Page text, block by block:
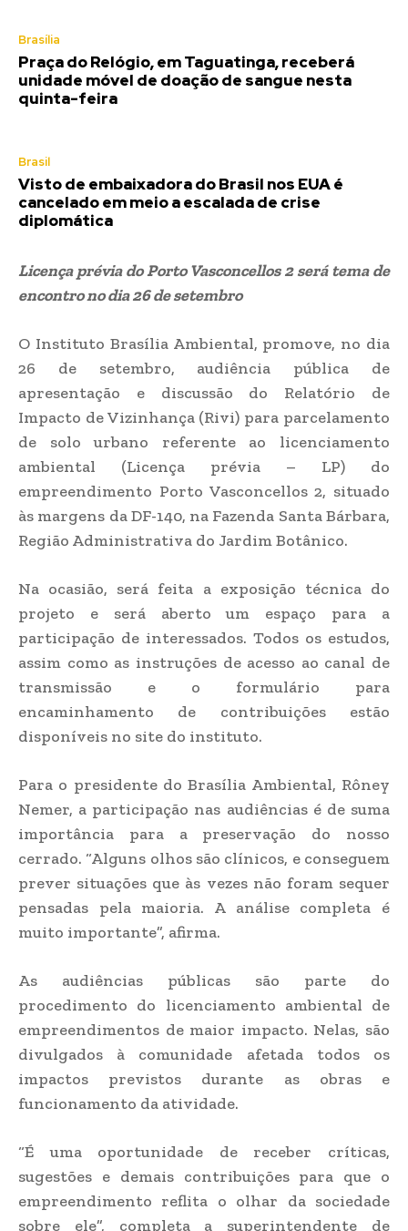
Brasília
Praça do Relógio, em Taguatinga, receberá
unidade móvel de doação de sangue nesta
quinta-feira
Brasil
Visto de embaixadora do Brasil nos EUA é
cancelado em meio a escalada de crise
diplomática
Licença prévia do Porto Vasconcellos 2 será tema de
encontro no dia 26 de setembro
O Instituto Brasília Ambiental, promove, no dia
26 de setembro, audiência pública de
apresentação e discussão do Relatório de
Impacto de Vizinhança (Rivi) para parcelamento
de solo urbano referente ao licenciamento
ambiental (Licença prévia – LP) do
empreendimento Porto Vasconcellos 2, situado
às margens da DF-140, na Fazenda Santa Bárbara,
Região Administrativa do Jardim Botânico.
Na ocasião, será feita a exposição técnica do
projeto e será aberto um espaço para a
participação de interessados. Todos os estudos,
assim como as instruções de acesso ao canal de
transmissão e o formulário para
encaminhamento de contribuições estão
disponíveis no site do instituto.
Para o presidente do Brasília Ambiental, Rôney
Nemer, a participação nas audiências é de suma
importância para a preservação do nosso
cerrado. “Alguns olhos são clínicos, e conseguem
prever situações que às vezes não foram sequer
pensadas pela maioria. A análise completa é
muito importante”, afirma.
As audiências públicas são parte do
procedimento do licenciamento ambiental de
empreendimentos de maior impacto. Nelas, são
divulgados à comunidade afetada todos os
impactos previstos durante as obras e
funcionamento da atividade.
“É uma oportunidade de receber críticas,
sugestões e demais contribuições para que o
empreendimento reflita o olhar da sociedade
sobre ele”, completa a superintendente de